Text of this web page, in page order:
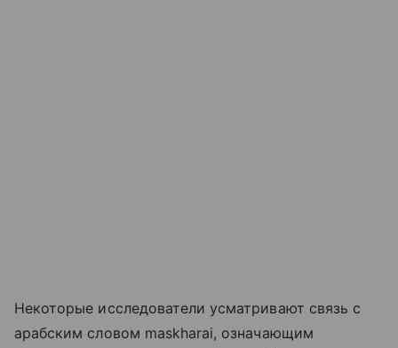
Некоторые исследователи усматривают связь с
арабским словом maskharai, означающим